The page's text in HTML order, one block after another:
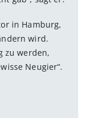
in Hamburg,
wird.
zu werden,
Neugier“.